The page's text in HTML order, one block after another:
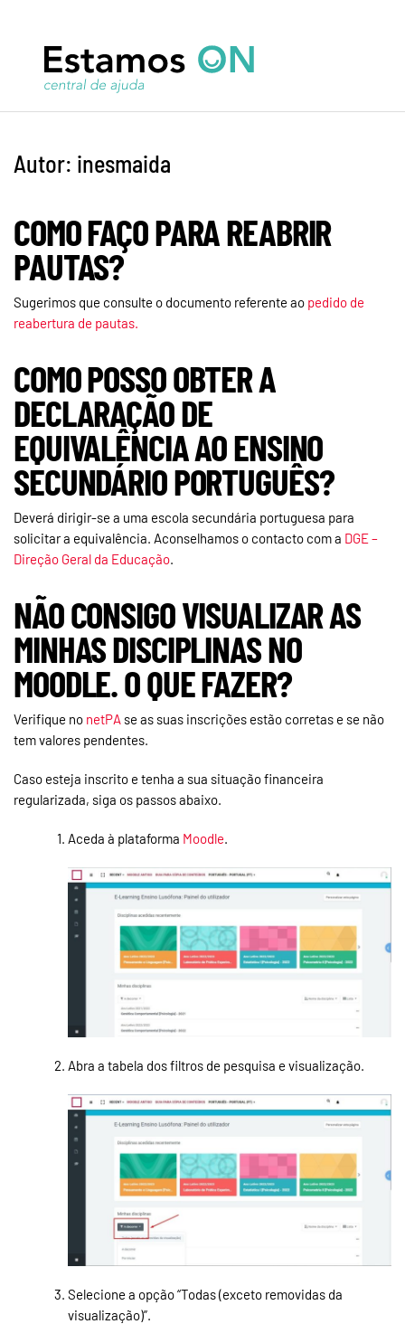
Autor: inesmaida
COMO FAÇO PARA REABRIR
PAUTAS?
Sugerimos que consulte o documento referente ao pedido de
reabertura de pautas.
COMO POSSO OBTER A
DECLARAÇÃO DE
EQUIVALÊNCIA AO ENSINO
SECUNDÁRIO PORTUGUÊS?
Deverá dirigir-se a uma escola secundária portuguesa para
solicitar a equivalência. Aconselhamos o contacto com a DGE –
Direção Geral da Educação.
NÃO CONSIGO VISUALIZAR AS
MINHAS DISCIPLINAS NO
MOODLE. O QUE FAZER?
Verifique no netPA se as suas inscrições estão corretas e se não
tem valores pendentes.
Caso esteja inscrito e tenha a sua situação financeira
regularizada, siga os passos abaixo.
Aceda à plataforma Moodle.
Abra a tabela dos filtros de pesquisa e visualização.
Selecione a opção “Todas (exceto removidas da
visualização)”.